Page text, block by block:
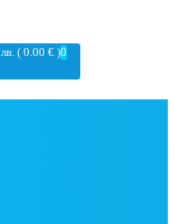
0
лв. ( 0.00 € )